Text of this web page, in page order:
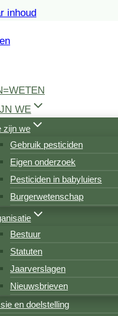
inhoud
WE
zijn we
Gebruik pesticiden
Eigen onderzoek
Pesticiden in babyluiers
Burgerwetenschap
Bestuur
Statuten
Jaarverslagen
Nieuwsbrieven
en doelstelling